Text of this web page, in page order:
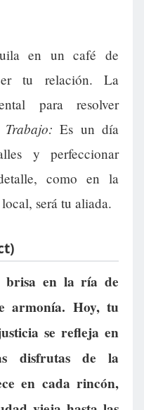
en un café de
tu relación. La
para resolver
Trabajo: Es un día
y perfeccionar
como en la
será tu aliada.
en la ría de
armonía. Hoy, tu
se refleja en
disfrutas de la
en cada rincón,